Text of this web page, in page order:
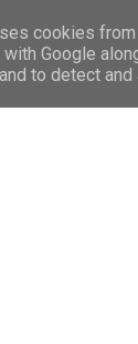
cookies
with Google
to detect and